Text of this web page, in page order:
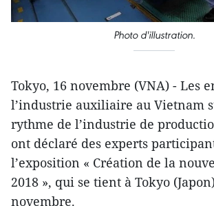
Photo d'illustration.
Tokyo, 16 novembre (VNA) - Les
l’industrie auxiliaire au Vietnam
rythme de l’industrie de
ont déclaré des experts
l’exposition « Création de la
2018 », qui se tient à Tokyo
novembre.